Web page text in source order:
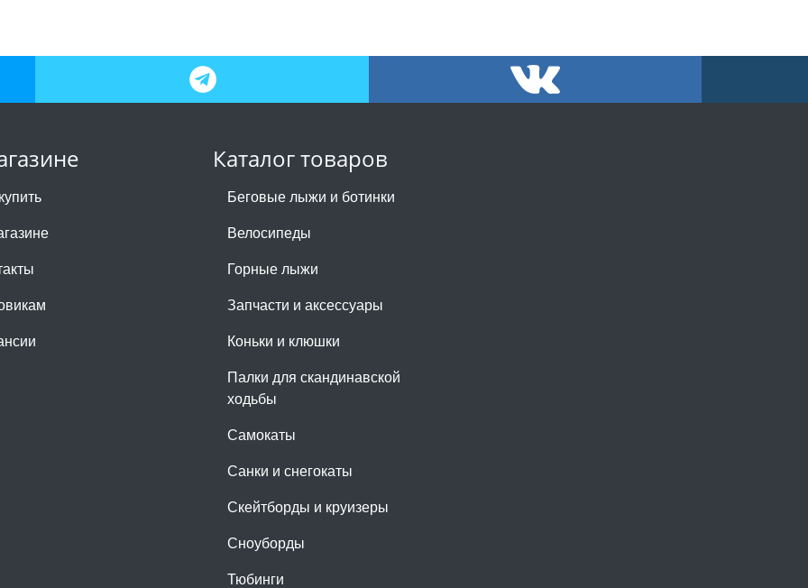
Каталог товаров
Беговые лыжи и ботинки
Велосипеды
Горные лыжи
Запчасти и аксессуары
Коньки и клюшки
Палки для скандинавской
ходьбы
Самокаты
Санки и снегокаты
Скейтборды и круизеры
Сноуборды
Тюбинги